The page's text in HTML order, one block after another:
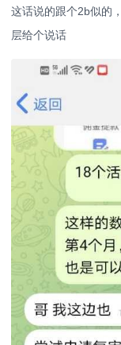
这话说的跟个2b似的
层给个说话